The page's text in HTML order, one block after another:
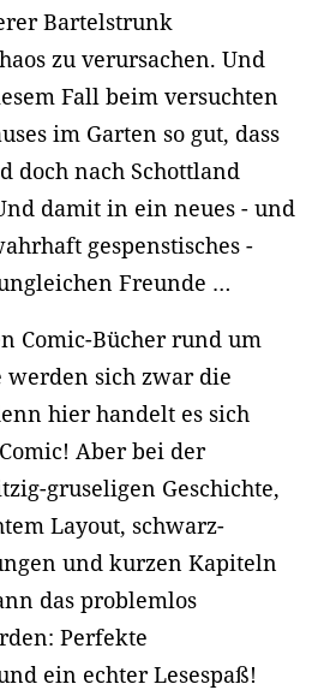
Bartelstrunk
zu verursachen. Und
Fall beim versuchten
im Garten so gut, dass
doch nach Schottland
damit in ein neues - und
gespenstisches -
Freunde …
Comic-Bücher rund um
werden sich zwar die
hier handelt es sich
Aber bei der
gruseligen Geschichte,
Layout, schwarz-
und kurzen Kapiteln
das problemlos
Perfekte
ein echter Lesespaß!